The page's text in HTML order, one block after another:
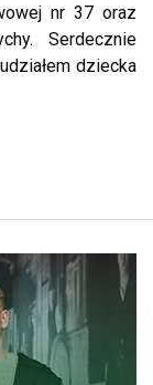
nr 37 oraz
Serdecznie
dziecka